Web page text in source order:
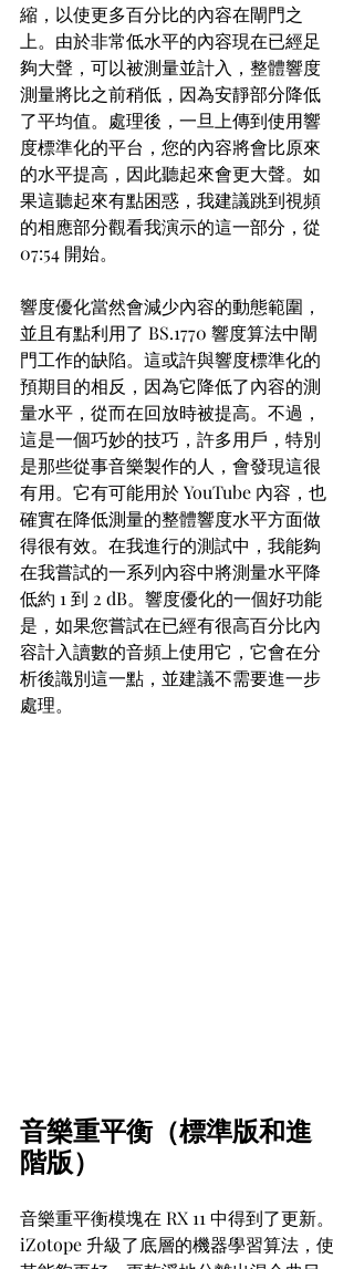
縮，以使更多百分比的內容在閘門之
上。由於非常低水平的內容現在已經足
夠大聲，可以被測量並計入，整體響度
測量將比之前稍低，因為安靜部分降低
了平均值。處理後，一旦上傳到使用響
度標準化的平台，您的內容將會比原來
的水平提高，因此聽起來會更大聲。如
果這聽起來有點困惑，我建議跳到視頻
的相應部分觀看我演示的這一部分，從
07:54 開始。
響度優化當然會減少內容的動態範圍，
並且有點利用了 BS.1770 響度算法中閘
門工作的缺陷。這或許與響度標準化的
預期目的相反，因為它降低了內容的測
量水平，從而在回放時被提高。不過，
這是一個巧妙的技巧，許多用戶，特別
是那些從事音樂製作的人，會發現這很
有用。它有可能用於 YouTube 內容，也
確實在降低測量的整體響度水平方面做
得很有效。在我進行的測試中，我能夠
在我嘗試的一系列內容中將測量水平降
低約 1 到 2 dB。響度優化的一個好功能
是，如果您嘗試在已經有很高百分比內
容計入讀數的音頻上使用它，它會在分
析後識別這一點，並建議不需要進一步
處理。
音樂重平衡（標準版和進
階版）
音樂重平衡模塊在 RX 11 中得到了更新。
iZotope 升級了底層的機器學習算法，使